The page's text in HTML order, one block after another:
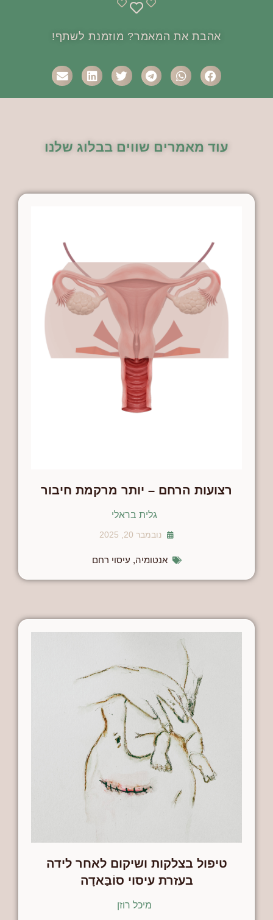
אהבת את המאמר? מוזמנת לשתף!
עוד מאמרים שווים בבלוג שלנו
רצועות הרחם – יותר מרקמת חיבור
גלית בראלי
נובמבר 20, 2025
אנטומיה, עיסוי רחם
טיפול בצלקות ושיקום לאחר לידה
בעזרת עיסוי סוֹבַּאדָה
מיכל רוזן